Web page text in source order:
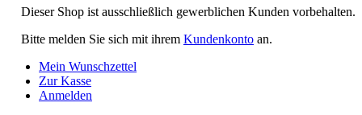
Dieser Shop ist ausschließlich gewerblichen Kunden vorbehalten.
Bitte melden Sie sich mit ihrem Kundenkonto an.
Mein Wunschzettel
Zur Kasse
Anmelden